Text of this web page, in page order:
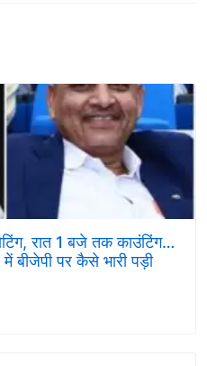
रात 1 बजे तक काउंटिंग…
बीजेपी पर कैसे भारी पड़ी